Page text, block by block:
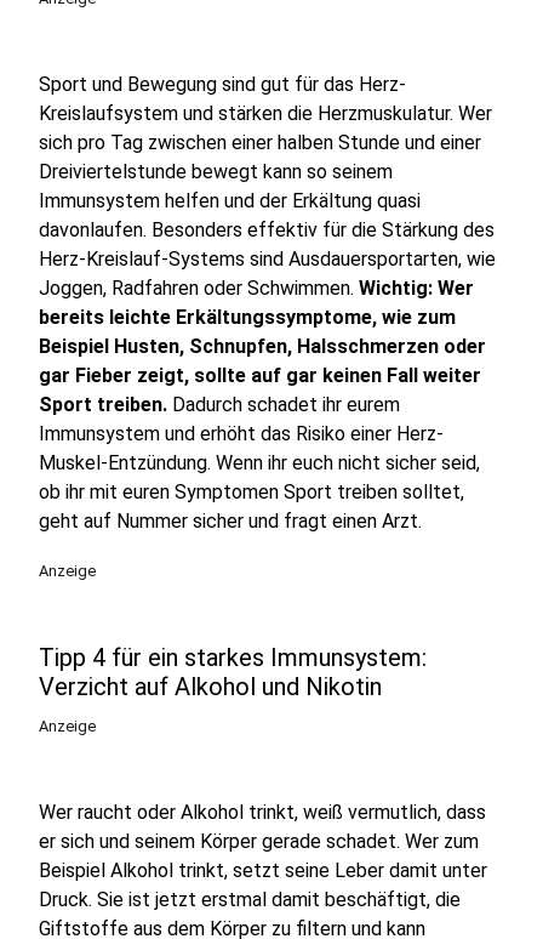
Sport und Bewegung sind gut für das Herz-
Kreislaufsystem und stärken die Herzmuskulatur. Wer
sich pro Tag zwischen einer halben Stunde und einer
Dreiviertelstunde bewegt kann so seinem
Immunsystem helfen und der Erkältung quasi
davonlaufen. Besonders effektiv für die Stärkung des
Herz-Kreislauf-Systems sind Ausdauersportarten, wie
Joggen, Radfahren oder Schwimmen. Wichtig: Wer
bereits leichte Erkältungssymptome, wie zum
Beispiel Husten, Schnupfen, Halsschmerzen oder
gar Fieber zeigt, sollte auf gar keinen Fall weiter
Sport treiben. Dadurch schadet ihr eurem
Immunsystem und erhöht das Risiko einer Herz-
Muskel-Entzündung. Wenn ihr euch nicht sicher seid,
ob ihr mit euren Symptomen Sport treiben solltet,
geht auf Nummer sicher und fragt einen Arzt.
Anzeige
Tipp 4 für ein starkes Immunsystem:
Verzicht auf Alkohol und Nikotin
Anzeige
Wer raucht oder Alkohol trinkt, weiß vermutlich, dass
er sich und seinem Körper gerade schadet. Wer zum
Beispiel Alkohol trinkt, setzt seine Leber damit unter
Druck. Sie ist jetzt erstmal damit beschäftigt, die
Giftstoffe aus dem Körper zu filtern und kann